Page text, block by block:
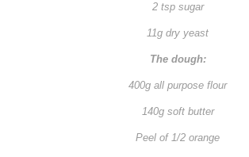
2 tsp sugar
11g dry yeast
The dough:
400g all purpose flour
140g soft butter
Peel of 1/2 orange